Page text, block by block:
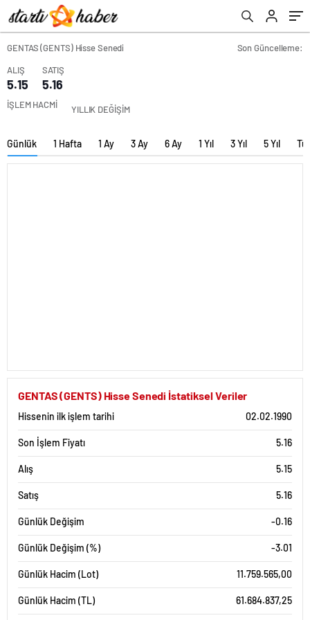
GENTAS (GENTS) Hisse Senedi
Son Güncelleme:
ALIŞ
5.15
SATIŞ
5.16
İŞLEM HACMİ YILLIK DEĞİŞİM
Günlük 1 Hafta 1 Ay 3 Ay 6 Ay 1 Yıl 3 Yıl 5 Yıl
GENTAS (GENTS) Hisse Senedi İstatiksel Veriler
Hissenin ilk işlem tarihi 02.02.1990
Son İşlem Fiyatı 5.16
Alış 5.15
Satış 5.16
Günlük Değişim -0.16
Günlük Değişim (%) -3.01
Günlük Hacim (Lot) 11.759.565,00
Günlük Hacim (TL) 61.684.837,25